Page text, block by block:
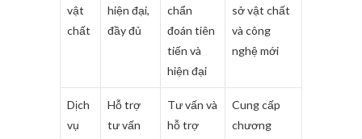
vật
chất
hiện đại,
đầy đủ
chẩn
đoán tiên
tiến và
hiện đại
sở vật chất
và công
nghệ mới
Dịch
vụ
Hỗ trợ
tư vấn
Tư vấn và
hỗ trợ
Cung cấp
chương